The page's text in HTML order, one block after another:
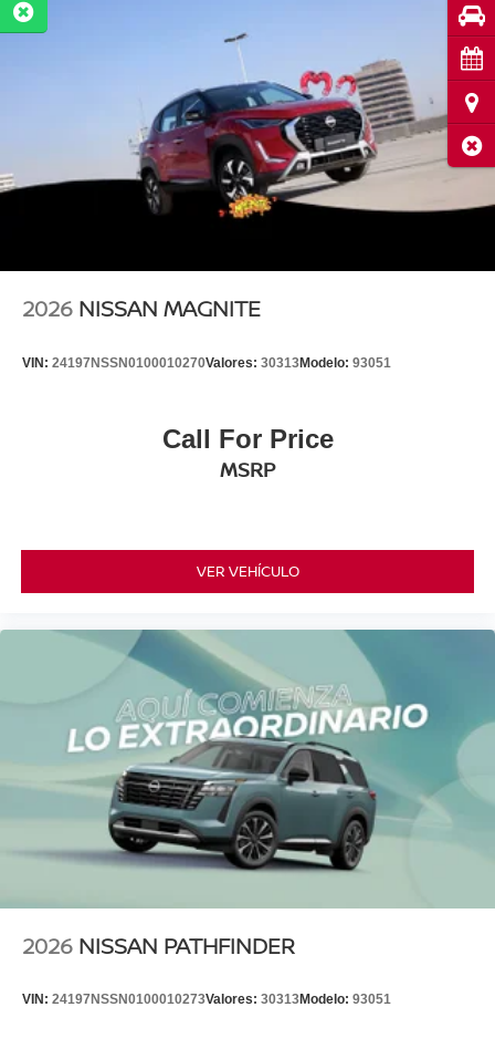
2026 NISSAN MAGNITE
VIN: 24197NSSN0100010270Valores: 30313Modelo: 93051
Call For Price
MSRP
VER VEHÍCULO
2026 NISSAN PATHFINDER
VIN: 24197NSSN0100010273Valores: 30313Modelo: 93051